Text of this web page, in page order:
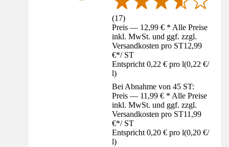
(17)
Preis — 12,99 € * Alle Preise
inkl. MwSt. und ggf. zzgl.
Versandkosten pro ST12,99
€*/ ST
Entspricht 0,22 € pro l(0,22 €/
l)
Bei Abnahme von 45 ST:
Preis — 11,99 € * Alle Preise
inkl. MwSt. und ggf. zzgl.
Versandkosten pro ST11,99
€*/ ST
Entspricht 0,20 € pro l(0,20 €/
l)